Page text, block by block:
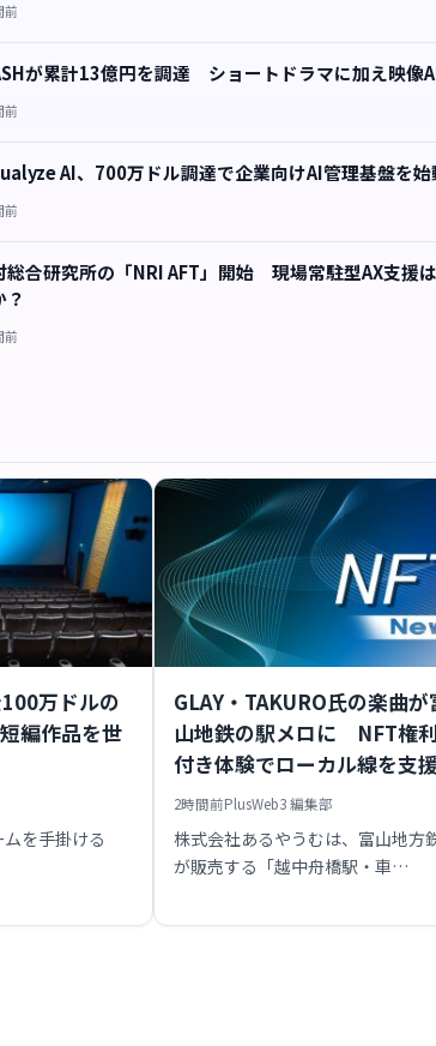
前
が累計13億円を調達 ショートドラマに加え映像
前
AI、700万ドル調達で企業向けAI管理基盤を
前
総合研究所の「NRI AFT」開始 現場常駐型AX支援
？
前
万ドルの
編作品を世
を手掛ける
GLAY・TAKURO氏の楽曲が
山地鉄の駅メロに NFT権
付き体験でローカル線を支援
2時間前PlusWeb3 編集部
株式会社あるやうむは、富山地方
が販売する「越中舟橋駅・車…